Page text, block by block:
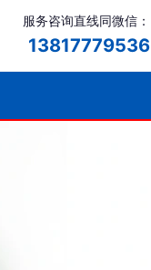
服务咨询直线同微信：
13817779536